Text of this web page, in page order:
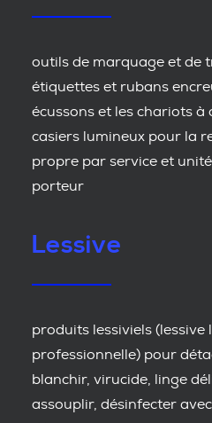
outils de marquage et de
étiquettes et rubans
écussons et les chariots à
casiers lumineux pour la
propre par service et unité
porteur
Lessive
produits lessiviels
professionnelle) pour
blanchir, virucide, linge
assouplir, désinfecter